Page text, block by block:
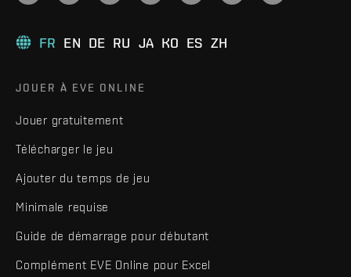
FR EN DE RU JA KO ES ZH
JOUER À EVE ONLINE
Jouer gratuitement
Télécharger le jeu
Ajouter du temps de jeu
Minimale requise
Guide de démarrage pour débutant
Complément EVE Online pour Excel